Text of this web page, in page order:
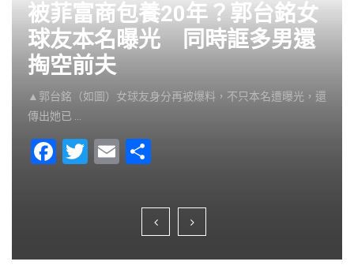
被菲富商包養20年？郭台銘女
球友本名曝光 同時誆多男還
掏空前夫
▲郭台銘（如圖）女球友身分再被爆料，不只本名遭曝光，還
傳出她已 …
F
b
T
E
ar
e